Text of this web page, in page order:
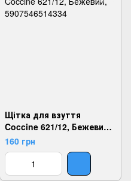
Щітка для взуття
Coccine 621/12, Бежевий,
5907546514334
160 грн